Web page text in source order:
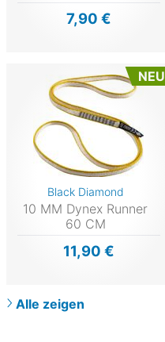
7,90 €
NEU
Black Diamond
10 MM Dynex Runner
60 CM
11,90 €
Alle zeigen